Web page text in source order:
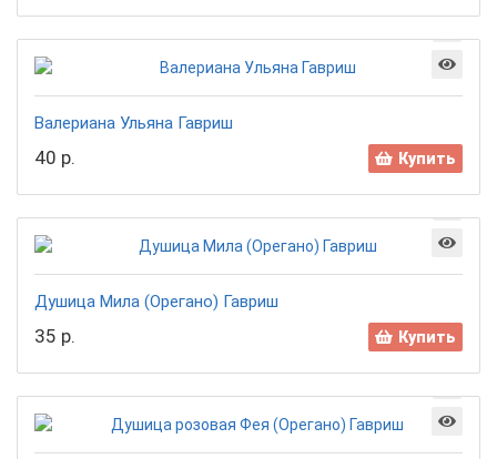
Валериана Ульяна Гавриш
40 р. Купить
Душица Мила (Орегано) Гавриш
35 р. Купить